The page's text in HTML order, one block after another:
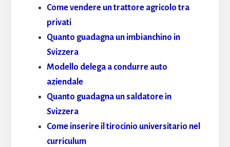
Come vendere un trattore agricolo tra
privati
Quanto guadagna un imbianchino in
Svizzera
Modello delega a condurre auto
aziendale​
Quanto guadagna un saldatore in
Svizzera
Come inserire il tirocinio universitario nel
curriculum